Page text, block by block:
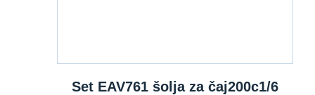
Set EAV761 šolja za čaj200c1/6